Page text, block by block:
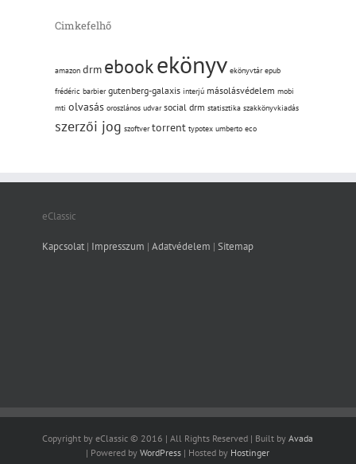
Cimkefelhő
amazon drm ebookekönyv ekönyvtár epub
frédéric barbier gutenberg-galaxis interjú másolásvédelem mobi
mti olvasás oroszlános udvar social drm statisztika szakkönyvkiadás
szerzői jog szoftver torrent typotex umberto eco
eClassic
Kapcsolat| Impresszum | Adatvédelem | Sitemap
Copyright by eClassic © 2016 | All Rights Reserved | Built byAvada
| Powered byWordPress | Hosted by Hostinger